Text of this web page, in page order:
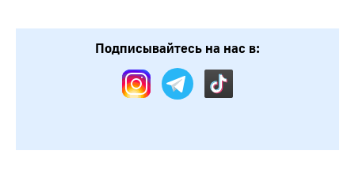
Подписывайтесь на нас в: